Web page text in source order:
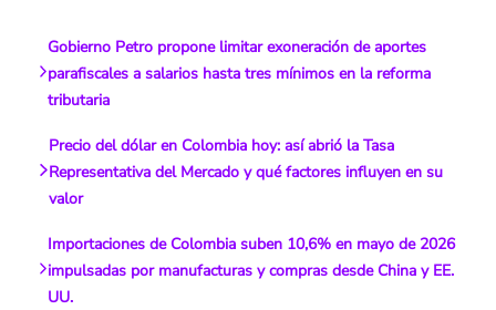
Gobierno Petro propone limitar exoneración de aportes
parafiscales a salarios hasta tres mínimos en la reforma
tributaria
Precio del dólar en Colombia hoy: así abrió la Tasa
Representativa del Mercado y qué factores influyen en su
valor
Importaciones de Colombia suben 10,6% en mayo de 2026
impulsadas por manufacturas y compras desde China y EE.
UU.